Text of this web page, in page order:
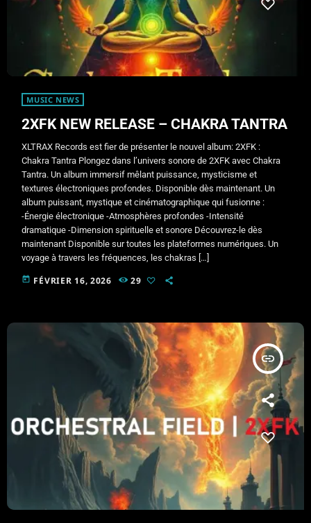
MUSIC NEWS
2XFK NEW RELEASE – CHAKRA TANTRA
XLTRAX Records est fier de présenter le nouvel album: 2XFK :
Chakra Tantra Plongez dans l’univers sonore de 2XFK avec Chakra
Tantra. Un album immersif mêlant puissance, mysticisme et
textures électroniques profondes. Disponible dès maintenant. Un
album puissant, mystique et cinématographique qui fusionne :
-Énergie électronique -Atmosphères profondes -Intensité
dramatique -Dimension spirituelle et sonore Découvrez-le dès
maintenant Disponible sur toutes les plateformes numériques. Un
voyage à travers les fréquences, les chakras […]
today FÉVRIER 16, 2026 29
insert_link